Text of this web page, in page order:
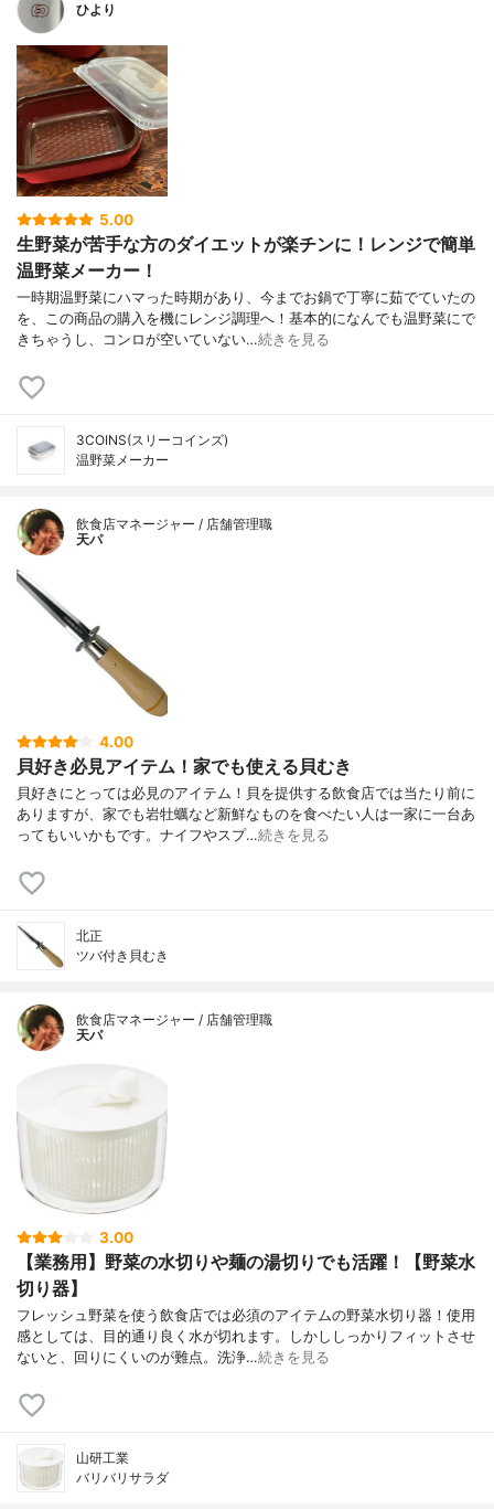
ひより
5.00
生野菜が苦手な方のダイエットが楽チンに！レンジで簡単
温野菜メーカー！
一時期温野菜にハマった時期があり、今までお鍋で丁寧に茹でていたの
を、この商品の購入を機にレンジ調理へ！基本的になんでも温野菜にで
きちゃうし、コンロが空いていない…続きを見る
3COINS(スリーコインズ)
温野菜メーカー
飲食店マネージャー / 店舗管理職
天パ
4.00
貝好き必見アイテム！家でも使える貝むき
貝好きにとっては必見のアイテム！貝を提供する飲食店では当たり前に
ありますが、家でも岩牡蠣など新鮮なものを食べたい人は一家に一台あ
ってもいいかもです。ナイフやスプ…続きを見る
北正
ツバ付き貝むき
飲食店マネージャー / 店舗管理職
天パ
3.00
【業務用】野菜の水切りや麺の湯切りでも活躍！【野菜水
切り器】
フレッシュ野菜を使う飲食店では必須のアイテムの野菜水切り器！使用
感としては、目的通り良く水が切れます。しかししっかりフィットさせ
ないと、回りにくいのが難点。洗浄…続きを見る
山研工業
バリバリサラダ